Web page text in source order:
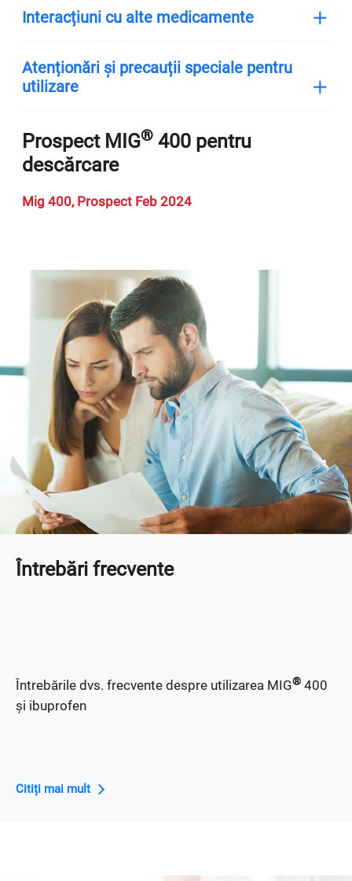
Interacțiuni cu alte medicamente
Atenționări și precauții speciale pentru
utilizare
Prospect MIG® 400 pentru
descărcare
Mig 400, Prospect Feb 2024
Întrebări frecvente
Întrebările dvs. frecvente despre utilizarea MIG® 400
și ibuprofen
Citiți mai mult